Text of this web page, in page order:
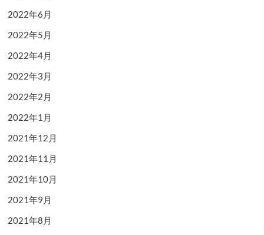
2022年6月
2022年5月
2022年4月
2022年3月
2022年2月
2022年1月
2021年12月
2021年11月
2021年10月
2021年9月
2021年8月